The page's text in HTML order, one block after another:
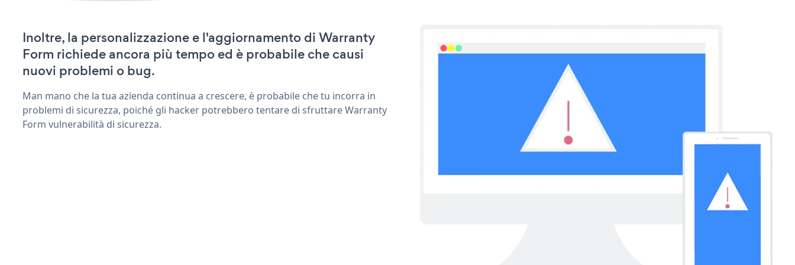
Inoltre, la personalizzazione e l'aggiornamento di Warranty
Form richiede ancora più tempo ed è probabile che causi
nuovi problemi o bug.
Man mano che la tua azienda continua a crescere, è probabile che tu incorra in
problemi di sicurezza, poiché gli hacker potrebbero tentare di sfruttare Warranty
Form vulnerabilità di sicurezza.